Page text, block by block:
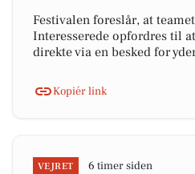
Festivalen foreslår, at
Interesserede opfordres til
direkte via en besked for
Kopiér link
VEJRET 6 timer siden